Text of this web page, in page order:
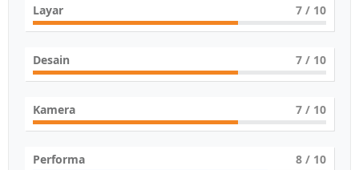
Layar 7 / 10
Desain 7 / 10
Kamera 7 / 10
Performa 8 / 10